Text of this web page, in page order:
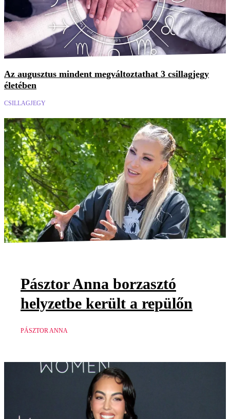
Az augusztus mindent megváltoztathat 3 csillagjegy
életében
CSILLAGJEGY
Pásztor Anna borzasztó
helyzetbe került a repülőn
PÁSZTOR ANNA